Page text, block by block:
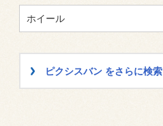
ホイール
ピクシスバン をさらに検